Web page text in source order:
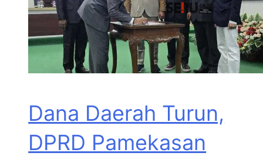
Dana Daerah Turun,
DPRD Pamekasan